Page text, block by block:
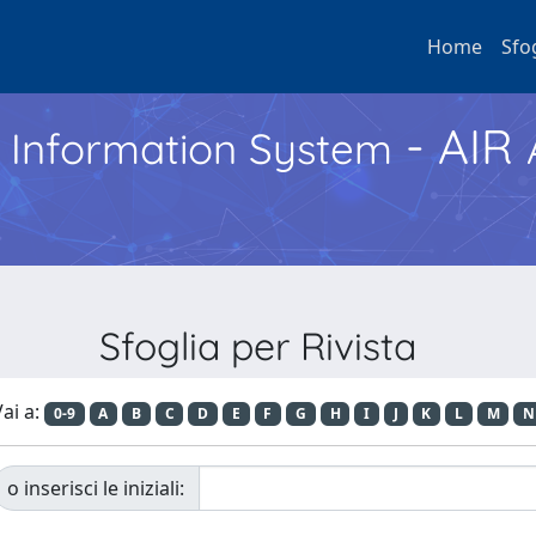
Home
System - AIR
Sfoglia per Rivista
a: 0-9 A B C D E F G H I J K L M N
o inserisci le iniziali: